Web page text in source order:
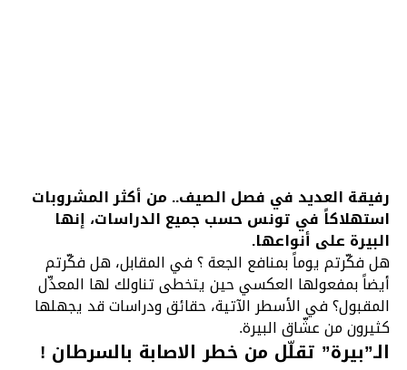
رفيقة العديد في فصل الصيف.. من أكثر المشروبات
استهلاكاً في تونس حسب جميع الدراسات، إنها
البيرة على أنواعها.
هل فكّرتم يوماً بمنافع الجعة ؟ في المقابل، هل فكّرتم
أيضاً بمفعولها العكسي حين يتخطى تناولك لها المعدِّل
المقبول؟ في الأسطر الآتية، حقائق ودراسات قد يجهلها
كثيرون من عشّاق البيرة.
الـ”بيرة” تقلّل من خطر الاصابة بالسرطان !